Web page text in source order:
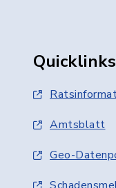
Quicklinks
Amtsblatt
Geo-